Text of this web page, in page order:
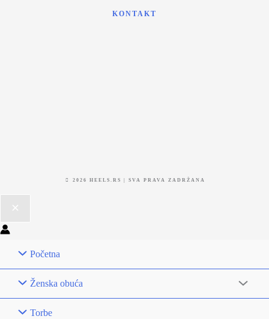
KONTAKT
2026 HEELS.RS | SVA PRAVA ZADRŽANA
Početna
Ženska obuća
Torbe